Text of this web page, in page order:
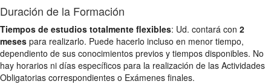
Duración de la Formación
Tiempos de estudios totalmente flexibles: Ud. contará con 2
meses para realizarlo. Puede hacerlo incluso en menor tiempo,
dependiento de sus conocimientos previos y tiempos disponibles. No
hay horarios ni días específicos para la realización de las Actividades
Obligatorias correspondientes o Exámenes finales.